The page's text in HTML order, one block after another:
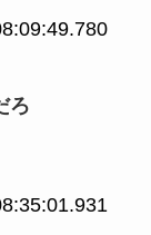
ろ